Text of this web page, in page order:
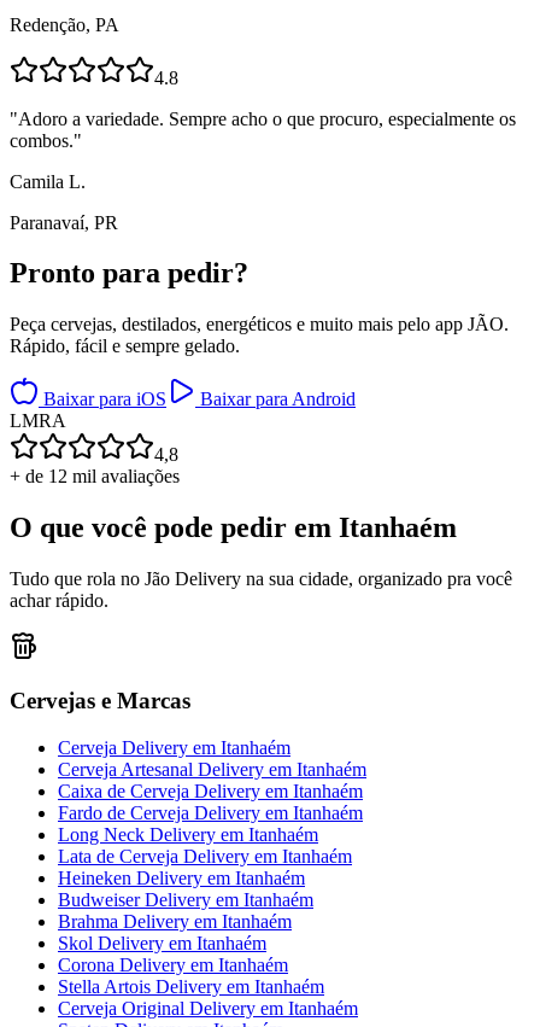
Redenção, PA
4.8
"Adoro a variedade. Sempre acho o que procuro, especialmente os
combos."
Camila L.
Paranavaí, PR
Pronto para pedir?
Peça cervejas, destilados, energéticos e muito mais pelo app JÃO.
Rápido, fácil e sempre gelado.
Baixar para iOS
Baixar para Android
LMRA
4,8
+ de 12 mil avaliações
O que você pode pedir em Itanhaém
Tudo que rola no Jão Delivery na sua cidade, organizado pra você
achar rápido.
Cervejas e Marcas
Cerveja Delivery em Itanhaém
Cerveja Artesanal Delivery em Itanhaém
Caixa de Cerveja Delivery em Itanhaém
Fardo de Cerveja Delivery em Itanhaém
Long Neck Delivery em Itanhaém
Lata de Cerveja Delivery em Itanhaém
Heineken Delivery em Itanhaém
Budweiser Delivery em Itanhaém
Brahma Delivery em Itanhaém
Skol Delivery em Itanhaém
Corona Delivery em Itanhaém
Stella Artois Delivery em Itanhaém
Cerveja Original Delivery em Itanhaém